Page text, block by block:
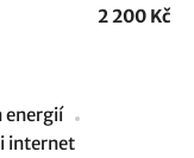
2 200 Kč
energií
internet